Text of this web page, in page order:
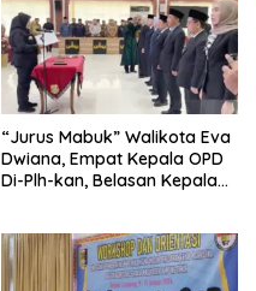
“Jurus Mabuk” Walikota Eva
Dwiana, Empat Kepala OPD
Di-Plh-kan, Belasan Kepala